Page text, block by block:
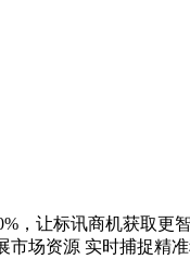
让标讯商机获取
场资源 实时捕捉精